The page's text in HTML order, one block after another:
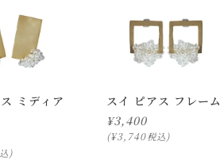
ミディア
スイ ピアス フレーム
¥3,400
¥3,740税込